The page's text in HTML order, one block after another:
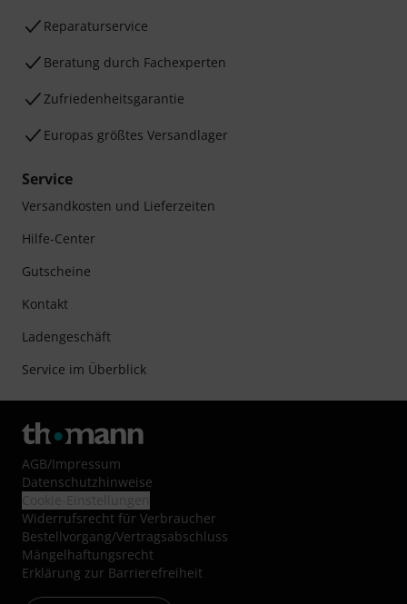
Reparaturservice
Beratung durch Fachexperten
Zufriedenheitsgarantie
Europas größtes Versandlager
Service
Versandkosten und Lieferzeiten
Hilfe-Center
Gutscheine
Kontakt
Ladengeschäft
Service im Überblick
AGB/Impressum
Datenschutzhinweise
Widerrufsrecht für Verbraucher
Bestellvorgang/Vertragsabschluss
Mängelhaftungsrecht
Erklärung zur Barrierefreiheit